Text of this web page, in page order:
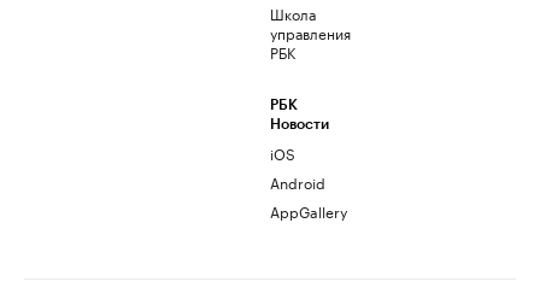
Школа
управления
РБК
РБК
Новости
iOS
Android
AppGallery